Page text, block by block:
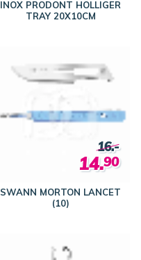
INOX PRODONT HOLLIGER
TRAY 20X10CM
SWANN MORTON LANCET
(10)
16.-
14.90